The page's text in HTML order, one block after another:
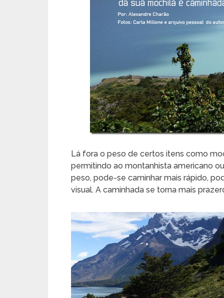
Lá fora o peso de certos itens como
permitindo ao montanhista americano
peso, pode-se caminhar mais rápido,
visual. A caminhada se torna mais